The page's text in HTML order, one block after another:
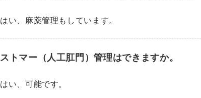
はい、麻薬管理もしています。
ストマー（人工肛門）管理はできますか。
はい、可能です。